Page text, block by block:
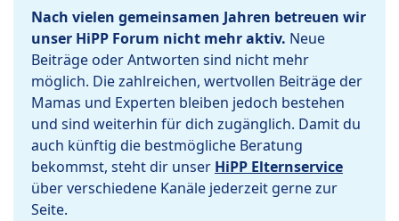
Nach vielen gemeinsamen Jahren betreuen wir
unser HiPP Forum nicht mehr aktiv. Neue
Beiträge oder Antworten sind nicht mehr
möglich. Die zahlreichen, wertvollen Beiträge der
Mamas und Experten bleiben jedoch bestehen
und sind weiterhin für dich zugänglich. Damit du
auch künftig die bestmögliche Beratung
bekommst, steht dir unser HiPP Elternservice
über verschiedene Kanäle jederzeit gerne zur
Seite.